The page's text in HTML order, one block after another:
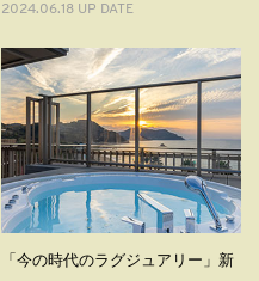
2024.06.18 UP DATE
「今の時代のラグジュアリー」新